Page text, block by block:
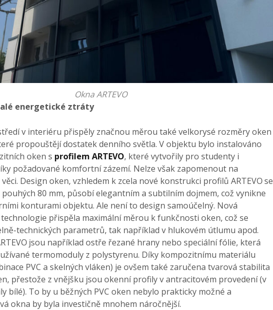
Okna ARTEVO
energetické ztráty
v interiéru přispěly značnou měrou také velkorysé rozměry oken
propouštějí dostatek denního světla. V objektu bylo instalováno
oken s profilem ARTEVO, které vytvořily pro studenty i
požadované komfortní zázemí. Nelze však zapomenout na
Design oken, vzhledem k zcela nové konstrukci profilů ARTEVOse
80 mm, působí elegantním a subtilním dojmem, což vynikne
konturami objektu. Ale není to design samoúčelný. Nová
přispěla maximální měrou k funkčnosti oken, což se
technických parametrů, tak například v hlukovém útlumu apod.
jsou například ostře řezané hrany nebo speciální fólie, která
termomoduly z polystyrenu. Díky kompozitnímu materiálu
PVC a skelných vláken) je ovšem také zaručena tvarová stabilita
přestože z vnějšku jsou okenní profily v antracitovém provedení (v
bílé). To by u běžných PVC oken nebylo prakticky možné a
okna by byla investičně mnohem náročnější.